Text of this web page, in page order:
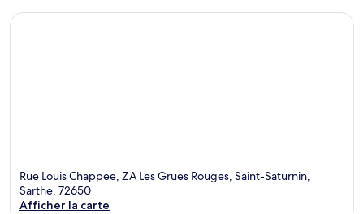
Rue Louis Chappee, ZA Les Grues Rouges, Saint-Saturnin,
Sarthe, 72650
Afficher la carte